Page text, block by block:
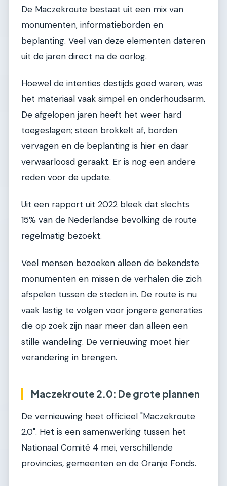
De Maczekroute bestaat uit een mix van
monumenten, informatieborden en
beplanting. Veel van deze elementen dateren
uit de jaren direct na de oorlog.
Hoewel de intenties destijds goed waren, was
het materiaal vaak simpel en onderhoudsarm.
De afgelopen jaren heeft het weer hard
toegeslagen; steen brokkelt af, borden
vervagen en de beplanting is hier en daar
verwaarloosd geraakt. Er is nog een andere
reden voor de update.
Uit een rapport uit 2022 bleek dat slechts
15% van de Nederlandse bevolking de route
regelmatig bezoekt.
Veel mensen bezoeken alleen de bekendste
monumenten en missen de verhalen die zich
afspelen tussen de steden in. De route is nu
vaak lastig te volgen voor jongere generaties
die op zoek zijn naar meer dan alleen een
stille wandeling. De vernieuwing moet hier
verandering in brengen.
Maczekroute 2.0: De grote plannen
De vernieuwing heet officieel "Maczekroute
2.0". Het is een samenwerking tussen het
Nationaal Comité 4 mei, verschillende
provincies, gemeenten en de Oranje Fonds.